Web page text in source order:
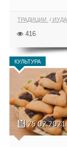
ТРАДИЦИИ
416
КУЛЬТУРА
25.02.2021